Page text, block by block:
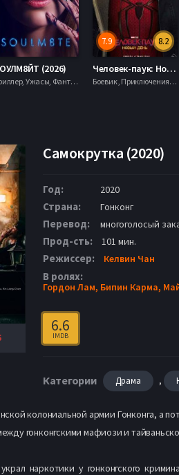
(2026)
Триллер, Ужасы, Фантастика,
8.2
7.9
Человек-паук: Новый день (2026)
Боевик , Приключения, Фантастика, Фэнтези,
Самокрутка (2020)
Год: 2020
Страна: Гонконг
Перевод: многоголосый
Прод-сть: 101 мин.
Режиссер: Келвин Чан
В ролях:
Гордон Лам, Бипин Карма,
6.6
IMDB
Категории Драма ,
колониальной армии Гонконга, а
гонконгскими мафиози и
наркотики у гонконгского